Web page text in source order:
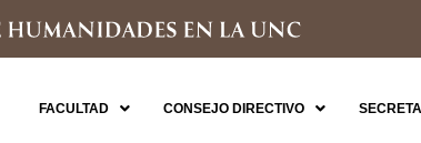
FACULTAD CONSEJO DIRECTIVO